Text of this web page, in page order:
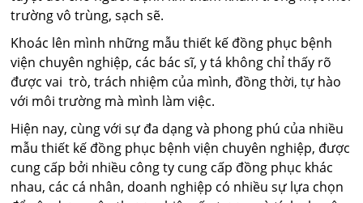
trường vô trùng, sạch sẽ.
Khoác lên mình những mẫu thiết kế đồng phục bệnh
viện chuyên nghiệp, các bác sĩ, y tá không chỉ thấy rõ
được vai trò, trách nhiệm của mình, đồng thời, tự hào
với môi trường mà mình làm việc.
Hiện nay, cùng với sự đa dạng và phong phú của nhiều
mẫu thiết kế đồng phục bệnh viện chuyên nghiệp, được
cung cấp bởi nhiều công ty cung cấp đồng phục khác
nhau, các cá nhân, doanh nghiệp có nhiều sự lựa chọn